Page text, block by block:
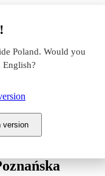
Poland. Would you
version
(Ożarów)